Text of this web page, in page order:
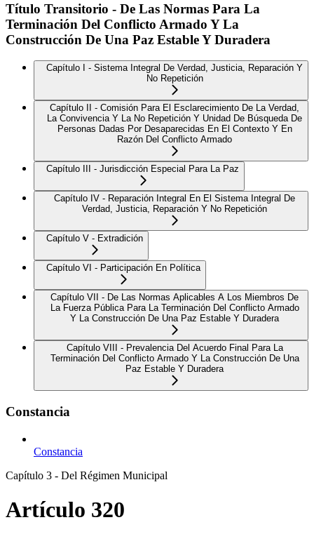
Título Transitorio - De Las Normas Para La
Terminación Del Conflicto Armado Y La
Construcción De Una Paz Estable Y Duradera
Capítulo I - Sistema Integral De Verdad, Justicia, Reparación Y
No Repetición
Capítulo II - Comisión Para El Esclarecimiento De La Verdad,
La Convivencia Y La No Repetición Y Unidad De Búsqueda De
Personas Dadas Por Desaparecidas En El Contexto Y En
Razón Del Conflicto Armado
Capítulo III - Jurisdicción Especial Para La Paz
Capítulo IV - Reparación Integral En El Sistema Integral De
Verdad, Justicia, Reparación Y No Repetición
Capítulo V - Extradición
Capítulo VI - Participación En Política
Capítulo VII - De Las Normas Aplicables A Los Miembros De
La Fuerza Pública Para La Terminación Del Conflicto Armado
Y La Construcción De Una Paz Estable Y Duradera
Capítulo VIII - Prevalencia Del Acuerdo Final Para La
Terminación Del Conflicto Armado Y La Construcción De Una
Paz Estable Y Duradera
Constancia
Constancia
Capítulo 3 - Del Régimen Municipal
Artículo 320